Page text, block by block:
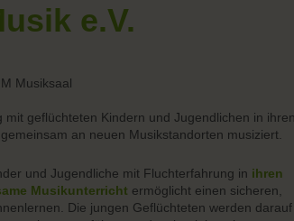
e.V.
Musiksaal
geflüchteten Kindern und Jugendlichen in
an neuen Musikstandorten musiziert.
und Jugendliche mit Fluchterfahrung in ihren
Musikunterricht ermöglicht einen sicheren,
Die jungen Geflüchteten werden darauf